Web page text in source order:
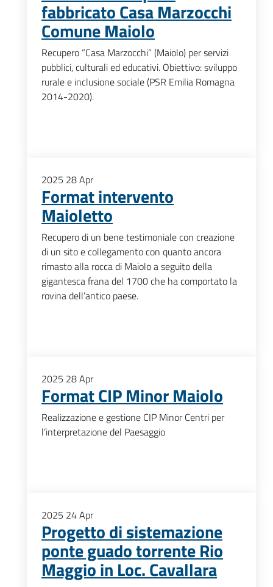
fabbricato Casa Marzocchi
Comune Maiolo
Recupero “Casa Marzocchi” (Maiolo) per servizi
pubblici, culturali ed educativi. Obiettivo: sviluppo
rurale e inclusione sociale (PSR Emilia Romagna
2014-2020).
2025 28Apr
Format intervento
Maioletto
Recupero di un bene testimoniale con creazione
di un sito e collegamento con quanto ancora
rimasto alla rocca di Maiolo a seguito della
gigantesca frana del 1700 che ha comportato la
rovina dell’antico paese.
2025 28Apr
Format CIP Minor Maiolo
Realizzazione e gestione CIP Minor Centri per
l’interpretazione del Paesaggio
2025 24Apr
Progetto di sistemazione
ponte guado torrente Rio
Maggio in Loc. Cavallara